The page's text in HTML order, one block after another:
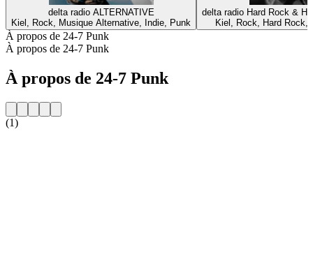
delta radio ALTERNATIVE
Kiel, Rock, Musique Alternative, Indie, Punk
delta radio Hard Rock &
Kiel, Rock, Hard Rock,
À propos de 24-7 Punk
À propos de 24-7 Punk
À propos de 24-7 Punk
(1)